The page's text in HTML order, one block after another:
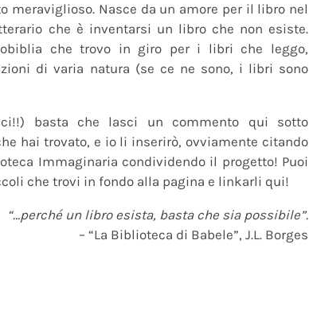
meraviglioso. Nasce da un amore per il libro nel
che è inventarsi un libro che non esiste.
che trovo in giro per i libri che leggo,
di varia natura (se ce ne sono, i libri sono
basta che lasci un commento qui sotto
hai trovato, e io li inserirò, ovviamente citando
Immaginaria condividendo il progetto! Puoi
che trovi in fondo alla pagina e linkarli qui!
“…perché un libro esista, basta che sia possibile”.
– “La Biblioteca di Babele”, J.L. Borges